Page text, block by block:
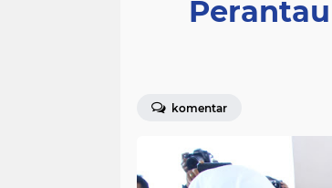
komentar